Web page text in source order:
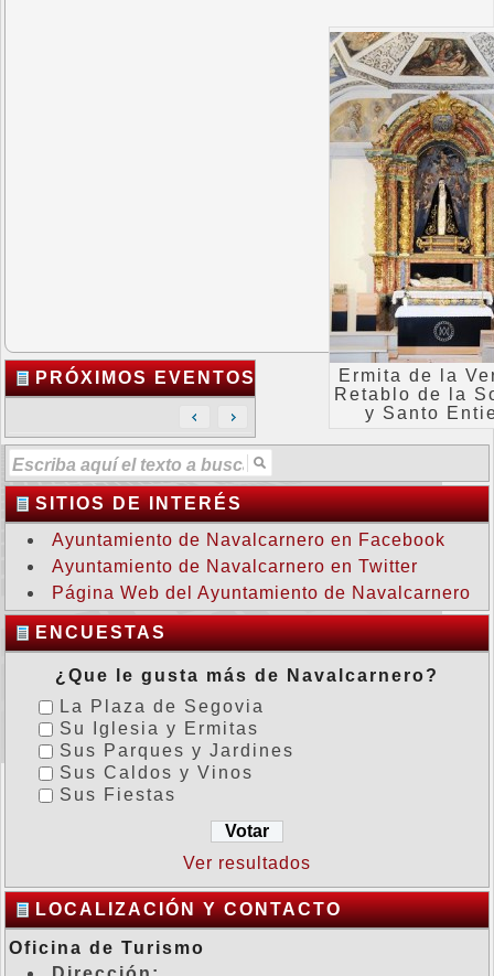
Ermita de la
Retablo de la
y Santo
PRÓXIMOS EVENTOS
SITIOS DE INTERÉS
Ayuntamiento de Navalcarnero en Facebook
Ayuntamiento de Navalcarnero en Twitter
Página Web del Ayuntamiento de Navalcarnero
ENCUESTAS
¿Que le gusta más de Navalcarnero?
La Plaza de Segovia
Su Iglesia y Ermitas
Sus Parques y Jardines
Sus Caldos y Vinos
Sus Fiestas
Ver resultados
LOCALIZACIÓN Y CONTACTO
Oficina de Turismo